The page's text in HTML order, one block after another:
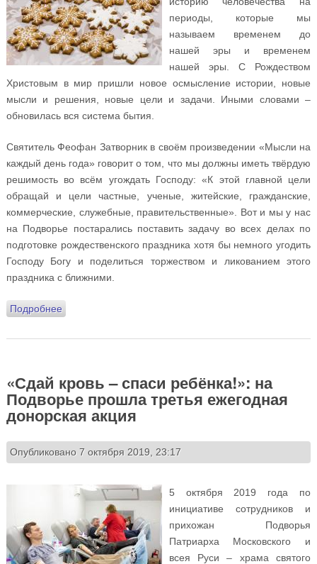
периоды, которые мы
называем временем до
нашей эры и временем
нашей эры. С Рождеством
Христовым в мир пришли новое осмысление истории, новые
мысли и решения, новые цели и задачи. Иными словами –
обновилась вся система бытия.
Святитель Феофан Затворник в своём произведении «Мысли на
каждый день года» говорит о том, что мы должны иметь твёрдую
решимость во всём угождать Господу: «К этой главной цели
обращай и цели частные, ученые, житейские, гражданские,
коммерческие, служебные, правительственные». Вот и мы у нас
на Подворье постарались поставить задачу во всех делах по
подготовке рождественского праздника хотя бы немного угодить
Господу Богу и поделиться торжеством и ликованием этого
праздника с ближними.
Подробнеео «Сегодня будет Рождество…». О том, как мы на
«Сдай кровь – спаси ребёнка!»: на
Подворье прошла третья ежегодная
донорская акция
Опубликовано 7 октября 2019, 23:17
5 октября 2019 года по
инициативе сотрудников и
прихожан Подворья
Патриарха Московского и
всея Руси – храма святого